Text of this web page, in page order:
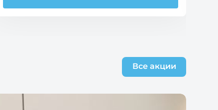
Все акции